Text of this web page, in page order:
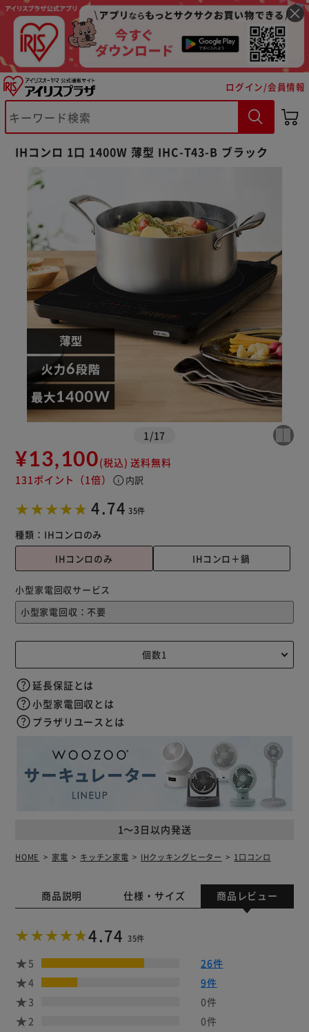
ログイン/会員情報
IHコンロ 1口 1400W 薄型 IHC-T43-B ブラック
1 /17
¥13,100(税込) 送料無料
131ポイント （1倍） info 内訳
4.74 35件
種類： IHコンロのみ
IHコンロのみ
IHコンロ＋鍋
1～3日以内発送
小型家電回収サービス
延長保証とは
小型家電回収とは
プラザリユースとは
HOME 家電 キッチン家電 IHクッキングヒーター 1口コンロ
商品説明 仕様・サイズ 商品レビュー
4.74 35件
5
26件
4
9件
3
0件
2
0件
※ご確認ください
カートに入れる 購入手続きへ